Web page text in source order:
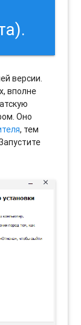
версии.
вполне
Оно
, тем